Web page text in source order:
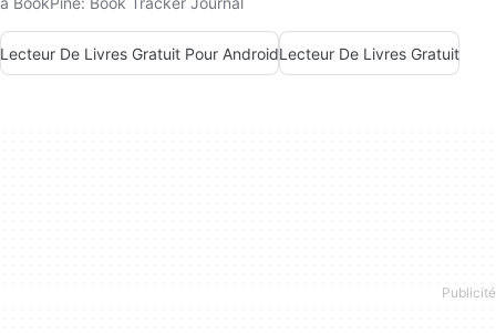
Lecteur De Livres Gratuit Pour AndroidLecteur De Livres Gratuit